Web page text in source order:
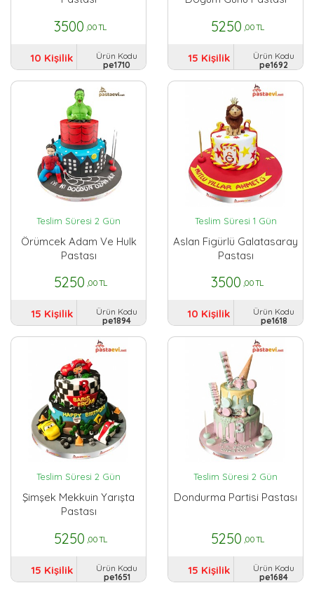
3500 ,00 TL
10 Kişilik
Ürün Kodu
pe1710
5250 ,00 TL
15 Kişilik
Ürün Kodu
pe1692
Teslim Süresi 2 Gün
Örümcek Adam Ve Hulk
Pastası
5250 ,00 TL
15 Kişilik
Ürün Kodu
pe1894
Teslim Süresi 1 Gün
Aslan Figürlü Galatasaray
Pastası
3500 ,00 TL
10 Kişilik
Ürün Kodu
pe1618
Teslim Süresi 2 Gün
Şimşek Mekkuin Yarışta
Pastası
5250 ,00 TL
15 Kişilik
Ürün Kodu
pe1651
Teslim Süresi 2 Gün
Dondurma Partisi Pastası
5250 ,00 TL
15 Kişilik
Ürün Kodu
pe1684